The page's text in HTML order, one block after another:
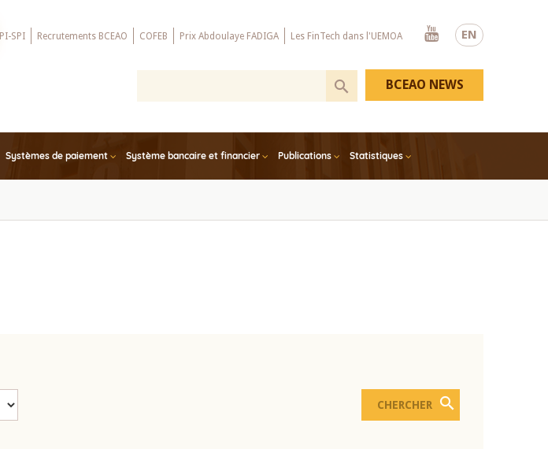
EN
PI-SPI Recrutements BCEAO COFEB Prix Abdoulaye FADIGA Les FinTech dans l'UEMOA
Youtube
Systèmes de paiement Système bancaire et financier Publications Statistiques
BCEAO NEWS